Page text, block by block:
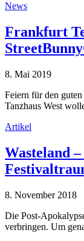
News
Frankfurt
8. Mai 2019
Feiern für den
Tanzhaus West
Artikel
Wasteland
8. November 2018
Die Post-
verbringen. Um